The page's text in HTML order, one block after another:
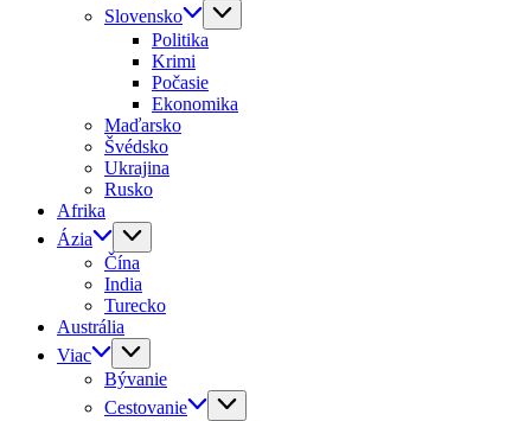
Slovensko
Politika
Krimi
Počasie
Ekonomika
Maďarsko
Švédsko
Ukrajina
Rusko
Afrika
Ázia
Čína
India
Turecko
Austrália
Viac
Bývanie
Cestovanie